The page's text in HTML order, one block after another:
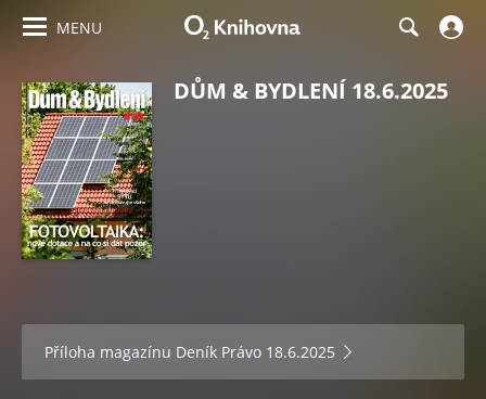
MENU
DŮM & BYDLENÍ 18.6.2025
Příloha magazínu Deník Právo 18.6.2025